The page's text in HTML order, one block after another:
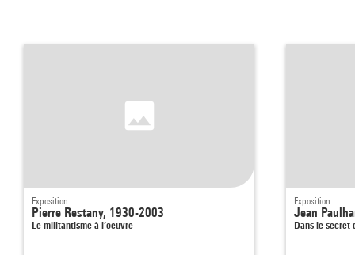
Exposition
Pierre Restany, 1930-2003
Le militantisme à l’oeuvre
Exposition
Jean
Dans le